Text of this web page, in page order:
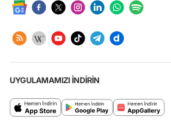
UYGULAMAMIZI İNDİRİN